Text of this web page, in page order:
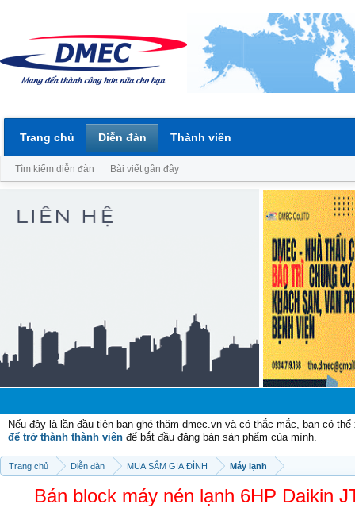
Nếu đây là lần đầu tiên bạn ghé thăm dmec.vn và có thắc mắc, bạn có
để trở thành thành viên để bắt đầu đăng bán sản phẩm của mình.
Trang chủ Diễn đàn MUA SẮM GIA ĐÌNH Máy lạnh
Bán block máy nén lạnh 6HP Daikin
Trang chủ Diễn đàn
Tìm kiếm diễn đàn Bài viết gần đây
Thành viên